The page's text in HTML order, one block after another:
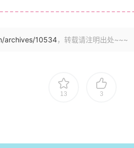
archives/10534，转载请注明出处~~~
13 3